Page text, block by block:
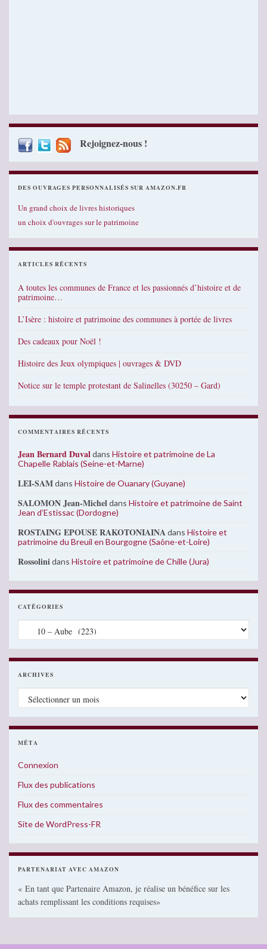
Rejoignez-nous !
DES OUVRAGES PERSONNALISÉS SUR AMAZON.FR
Un grand choix de livres historiques
un choix d'ouvrages sur le patrimoine
ARTICLES RÉCENTS
A toutes les communes de France et les passionnés d’histoire et de
patrimoine…
L’Isère : histoire et patrimoine des communes à portée de livres
Des cadeaux pour Noël !
Histoire des Jeux olympiques | ouvrages & DVD
Notice sur le temple protestant de Salinelles (30250 – Gard)
COMMENTAIRES RÉCENTS
Jean Bernard Duvaldans Histoire et patrimoine de La
Chapelle Rablais (Seine-et-Marne)
LEI-SAMdans Histoire de Ouanary (Guyane)
SALOMON Jean-Micheldans Histoire et patrimoine de Saint
Jean d’Estissac (Dordogne)
ROSTAING EPOUSE RAKOTONIAINAdans Histoire et
patrimoine du Breuil en Bourgogne (Saône-et-Loire)
Rossolinidans Histoire et patrimoine de Chille (Jura)
CATÉGORIES
ARCHIVES
MÉTA
Connexion
Flux des publications
Flux des commentaires
Site de WordPress-FR
PARTENARIAT AVEC AMAZON
« En tant que Partenaire Amazon, je réalise un bénéfice sur les
achats remplissant les conditions requises»